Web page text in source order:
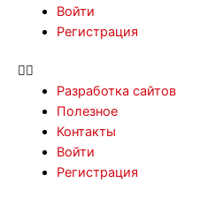
Войти
Регистрация
Разработка сайтов
Полезное
Контакты
Войти
Регистрация